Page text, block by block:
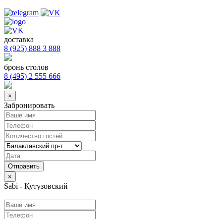
доставка
8 (925) 888 3 888
бронь столов
8 (495) 2 555 666
×
Забронировать
×
Sabi - Кутузовский